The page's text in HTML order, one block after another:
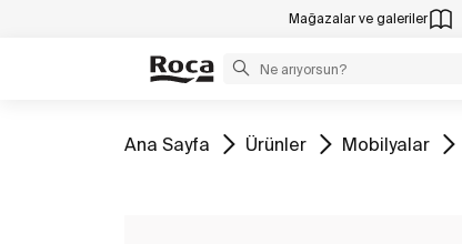
Mağazalar ve galeriler
Tüm
Ana Sayfa Tüm
Ürünler Tüm
Mobilyalar